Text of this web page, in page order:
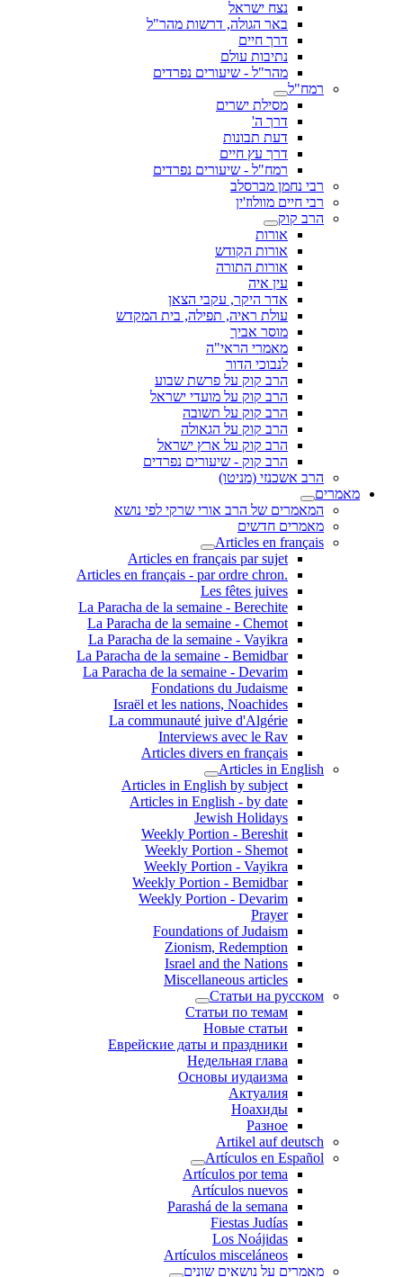
נצח ישראל
באר הגולה, דרשות מהר"ל
דרך חיים
נתיבות עולם
מהר"ל - שיעורים נפרדים
רמח"ל
מסילת ישרים
דרך ה'
דעת תבונות
דרך עץ חיים
רמח"ל - שיעורים נפרדים
רבי נחמן מברסלב
רבי חיים מוולוז'ין
הרב קוק
אורות
אורות הקודש
אורות התורה
עין איה
אדר היקר, עקבי הצאן
עולת ראיה, תפילה, בית המקדש
מוסר אביך
מאמרי הראי"ה
לנבוכי הדור
הרב קוק על פרשת שבוע
הרב קוק על מועדי ישראל
הרב קוק על תשובה
הרב קוק על הגאולה
הרב קוק על ארץ ישראל
הרב קוק - שיעורים נפרדים
הרב אשכנזי (מניטו)
מאמרים
המאמרים של הרב אורי שרקי לפי נושא
מאמרים חדשים
Articles en français
Articles en français par sujet
.Articles en français - par ordre chron
Les fêtes juives
La Paracha de la semaine - Berechite
La Paracha de la semaine - Chemot
La Paracha de la semaine - Vayikra
La Paracha de la semaine - Bemidbar
La Paracha de la semaine - Devarim
Fondations du Judaisme
Israël et les nations, Noachides
La communauté juive d'Algérie
Interviews avec le Rav
Articles divers en français
Articles in English
Articles in English by subject
Articles in English - by date
Jewish Holidays
Weekly Portion - Bereshit
Weekly Portion - Shemot
Weekly Portion - Vayikra
Weekly Portion - Bemidbar
Weekly Portion - Devarim
Prayer
Foundations of Judaism
Zionism, Redemption
Israel and the Nations
Miscellaneous articles
Статьи на русском
Статьи по темам
Новые статьи
Еврейские даты и праздники
Недельная глава
Основы иудаизма
Актуалия
Ноахиды
Разное
Artikel auf deutsch
Artículos en Español
Artículos por tema
Artículos nuevos
Parashá de la semana
Fiestas Judías
Los Noájidas
Artículos misceláneos
מאמרים על נושאים שונים